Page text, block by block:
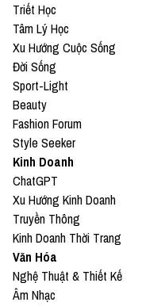
Triết Học
Tâm Lý Học
Xu Hướng Cuộc Sống
Đời Sống
Sport-Light
Beauty
Fashion Forum
Style Seeker
Kinh Doanh
ChatGPT
Xu Hướng Kinh Doanh
Truyền Thông
Kinh Doanh Thời Trang
Văn Hóa
Nghệ Thuật & Thiết Kế
Âm Nhạc